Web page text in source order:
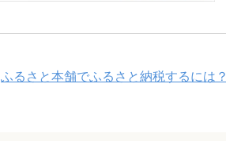
ふるさと本舗でふるさと納税するには？